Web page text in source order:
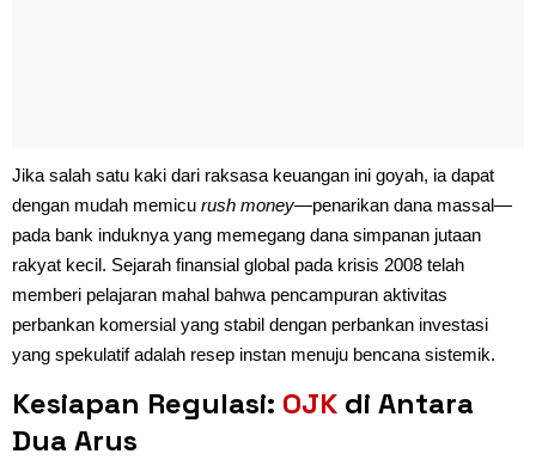
Jika salah satu kaki dari raksasa keuangan ini goyah, ia dapat
dengan mudah memicu rush money—penarikan dana massal—
pada bank induknya yang memegang dana simpanan jutaan
rakyat kecil. Sejarah finansial global pada krisis 2008 telah
memberi pelajaran mahal bahwa pencampuran aktivitas
perbankan komersial yang stabil dengan perbankan investasi
yang spekulatif adalah resep instan menuju bencana sistemik.
Kesiapan Regulasi: OJK di Antara
Dua Arus